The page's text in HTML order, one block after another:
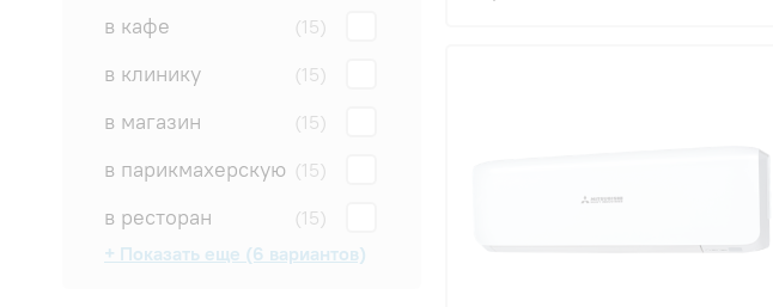
в кафе (15)
в клинику (15)
в магазин (15)
в парикмахерскую (15)
в ресторан (15)
в салон (15)
в спальню (15)
в студию (15)
для квартиры (15)
для офиса (15)
на дачу (15)
+ Показать еще (6 вариантов)